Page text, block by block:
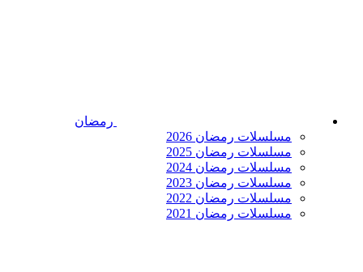
رمضان
مسلسلات رمضان 2026
مسلسلات رمضان 2025
مسلسلات رمضان 2024
مسلسلات رمضان 2023
مسلسلات رمضان 2022
مسلسلات رمضان 2021